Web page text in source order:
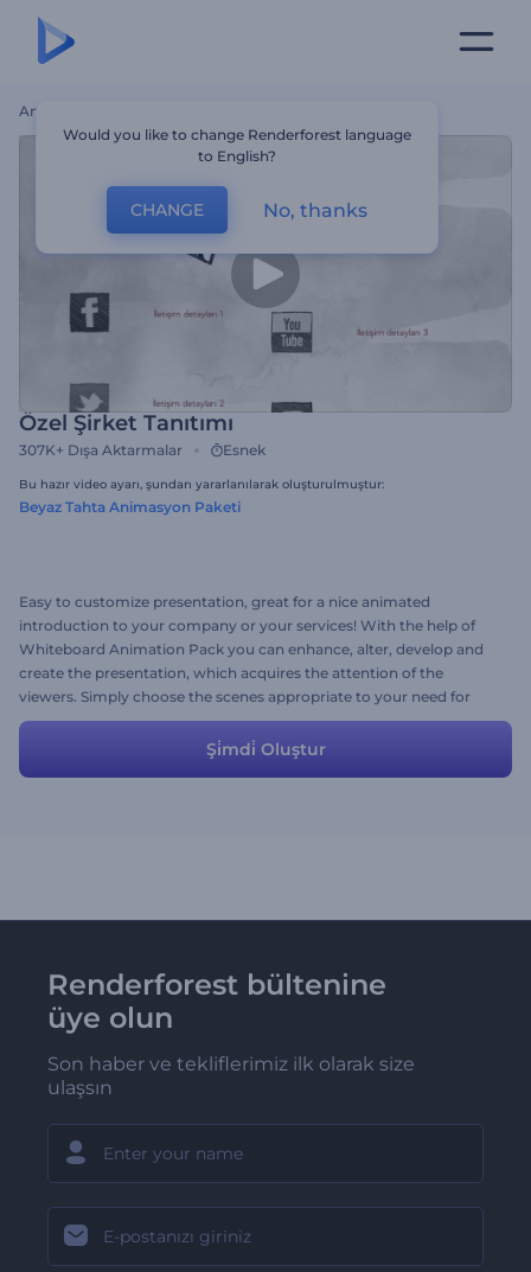
Ana Sayfa
Özel Şirket Tanıtımı
307K+ Dışa Aktarmalar Esnek
Bu hazır video ayarı, şundan yararlanılarak oluşturulmuştur:
Beyaz Tahta Animasyon Paketi
Easy to customize presentation, great for a nice animated
introduction to your company or your services! With the help of
Whiteboard Animation Pack you can enhance, alter, develop and
create the presentation, which acquires the attention of the
viewers. Simply choose the scenes appropriate to your need for
revealing your company's unique mission, goal and activity.
Template includes character animations, various icons,
backgrounds, environments and many other scenes to stand out
Şi̇mdi̇ Oluştur
Renderforest bültenine
üye olun
Son haber ve tekliflerimiz ilk olarak size
ulaşsın
Would you like to change Renderforest language
to English?
CHANGE No, thanks